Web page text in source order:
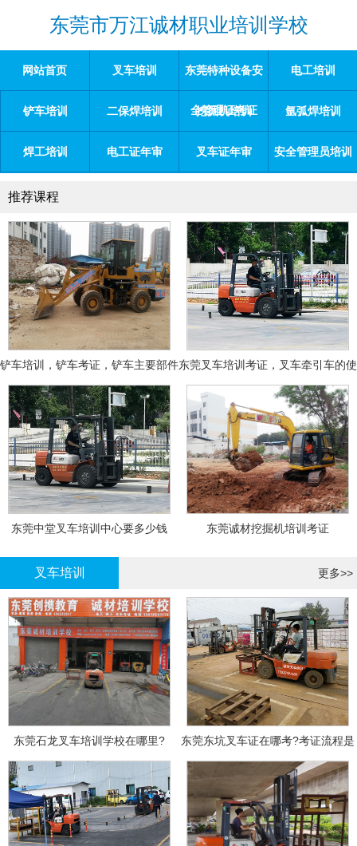
东莞市万江诚材职业培训学校
网站首页 叉车培训 东莞特种设备安
全管理证考证
电工培训
铲车培训 二保焊培训 挖掘机培训 氩弧焊培训
焊工培训 电工证年审 叉车证年审 安全管理员培训
推荐课程
铲车培训，铲车考证，铲车主要部件东莞叉车培训考证，叉车牵引车的使
用和操作
东莞中堂叉车培训中心要多少钱 东莞诚材挖掘机培训考证
叉车培训 更多>>
东莞石龙叉车培训学校在哪里?
东莞东坑叉车证在哪考?考证流程是
什么?需要什么资料?